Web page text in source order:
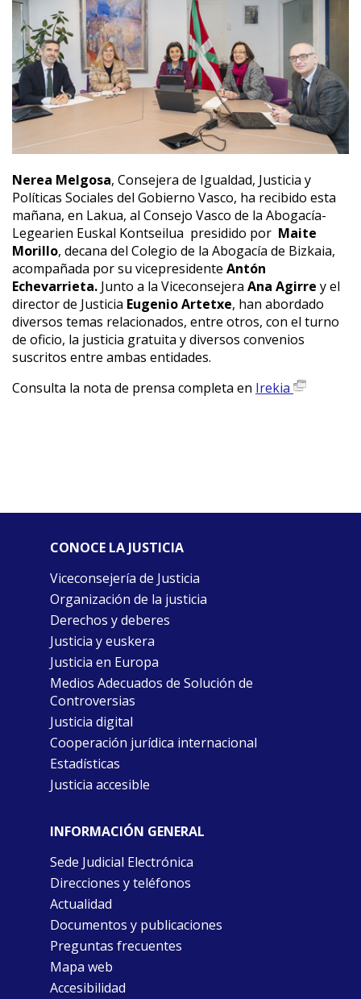
Nerea Melgosa, Consejera de Igualdad, Justicia y
Políticas Sociales del Gobierno Vasco, ha recibido esta
mañana, en Lakua, al Consejo Vasco de la Abogacía-
Legearien Euskal Kontseilua presidido por Maite
Morillo, decana del Colegio de la Abogacía de Bizkaia,
acompañada por su vicepresidente Antón
Echevarrieta. Junto a la Viceconsejera Ana Agirre y el
director de Justicia Eugenio Artetxe, han abordado
diversos temas relacionados, entre otros, con el turno
de oficio, la justicia gratuita y diversos convenios
suscritos entre ambas entidades.
Consulta la nota de prensa completa en Irekia
CONOCE LA JUSTICIA
Viceconsejería de Justicia
Organización de la justicia
Derechos y deberes
Justicia y euskera
Justicia en Europa
Medios Adecuados de Solución de
Controversias
Justicia digital
Cooperación jurídica internacional
Estadísticas
Justicia accesible
INFORMACIÓN GENERAL
Sede Judicial Electrónica
Direcciones y teléfonos
Actualidad
Documentos y publicaciones
Preguntas frecuentes
Mapa web
Accesibilidad